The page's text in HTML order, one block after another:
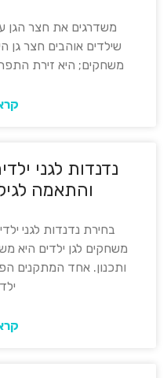
משדרגים את חצר הגן
שילדים אוהבים חצר גן
משחקים; היא זירת
נדנדות לגני
והתאמה
בחירת נדנדות לגני
משחקים לגן ילדים היא
ותכנון. אחד המתקנים